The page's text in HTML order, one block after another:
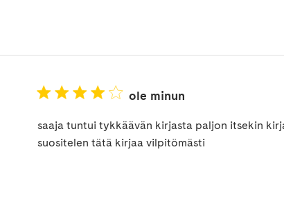
ole minun
saaja tuntui tykkäävän kirjasta paljon itsekin
suositelen tätä kirjaa vilpitömästi